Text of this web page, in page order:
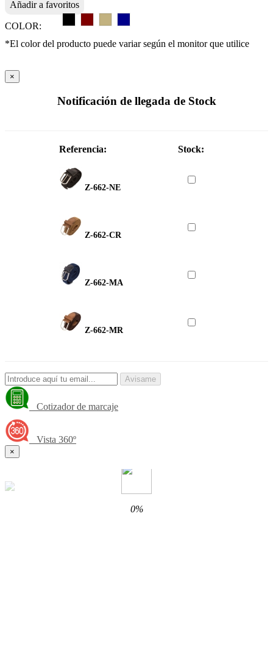
Añadir a favoritos
COLOR:
*El color del producto puede variar según el monitor que utilice
×
Notificación de llegada de Stock
Referencia: Stock:
Z-662-NE
Z-662-CR
Z-662-MA
Z-662-MR
Avisame
Cotizador de marcaje
Vista 360º
×